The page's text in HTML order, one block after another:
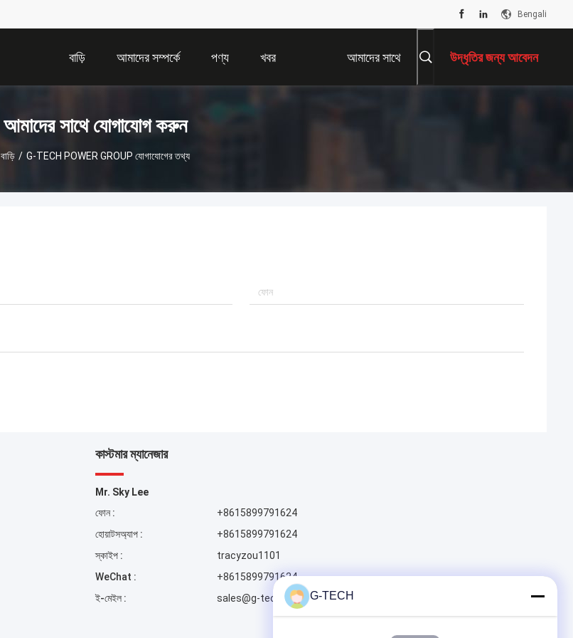
Bengali
বাড়ি আমাদের সম্পর্কে পণ্য খবর আমাদের সাথে উদ্ধৃতির জন্য আবেদন
আমাদের সাথে যোগাযোগ করুন
বাড়ি / G-TECH POWER GROUP যোগাযোগের তথ্য
কাস্টমার ম্যানেজার
Mr. Sky Lee
ফোন :
+8615899791624
হোয়াটসঅ্যাপ :
+8615899791624
স্কাইপ :
tracyzou1101
WeChat :
+8615899791624
ই-মেইল :
sales@g-techpower.comG-TECH